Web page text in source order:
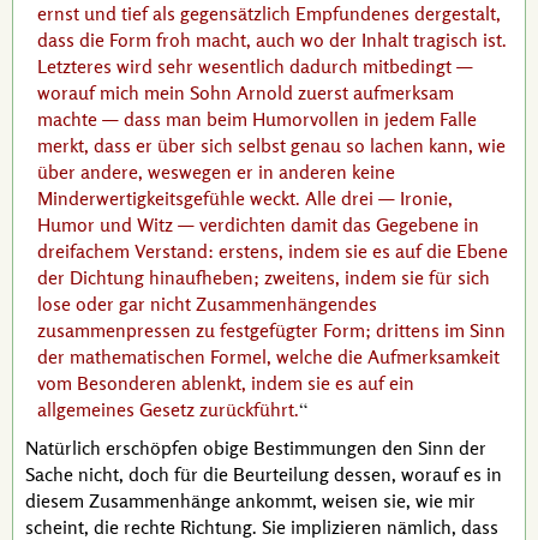
ernst und tief als gegensätzlich Empfundenes dergestalt,
dass die Form froh macht, auch wo der Inhalt tragisch ist.
Letzteres wird sehr wesentlich dadurch mitbedingt —
worauf mich mein Sohn Arnold zuerst aufmerksam
machte — dass man beim Humorvollen in jedem Falle
merkt, dass er über sich selbst genau so lachen kann, wie
über andere, weswegen er in anderen keine
Minderwertigkeitsgefühle weckt. Alle drei — Ironie,
Humor und Witz — verdichten damit das Gegebene in
dreifachem Verstand: erstens, indem sie es auf die Ebene
der Dichtung hinaufheben; zweitens, indem sie für sich
lose oder gar nicht Zusammenhängendes
zusammenpressen zu festgefügter Form; drittens im Sinn
der mathematischen Formel, welche die Aufmerksamkeit
vom Besonderen ablenkt, indem sie es auf ein
allgemeines Gesetz zurückführt.
Natürlich erschöpfen obige Bestimmungen den Sinn der
Sache nicht, doch für die Beurteilung dessen, worauf es in
diesem Zusammenhänge ankommt, weisen sie, wie mir
scheint, die rechte Richtung. Sie implizieren nämlich, dass